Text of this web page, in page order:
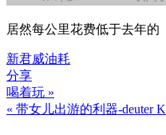
居然每公里花费低于去年的
新君威油耗
分享
文
章
喝着玩 »
« 带女儿出游的利器-deuter